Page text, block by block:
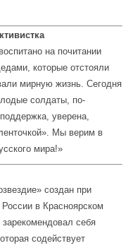
на почитании
которые отстояли
мирную жизнь. Сегодня
солдаты, по-
уверена,
Мы верим в
мира!»
создан при
в Красноярском
себя
содействует